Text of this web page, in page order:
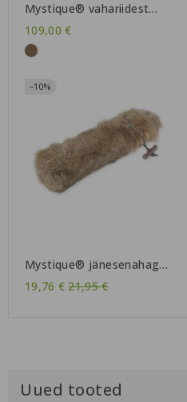
Mystique® vahariidest
dummyvest "Trainer"
109,00 €
−10%
Mystique® jänesenahaga
kaetud dummy (erinevad
suurused)
19,76 € Tavahind
21,95 €
Uued tooted